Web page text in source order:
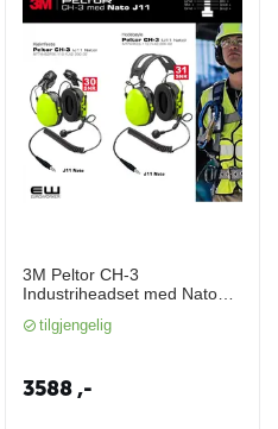
3M Peltor CH-3
Industriheadset med Nato
tilgjengelig
3588,-